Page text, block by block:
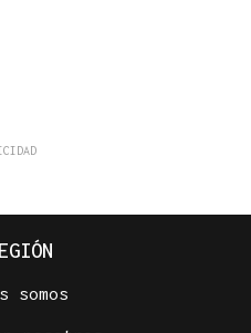
somos